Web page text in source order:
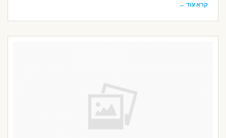
קרא עוד ←